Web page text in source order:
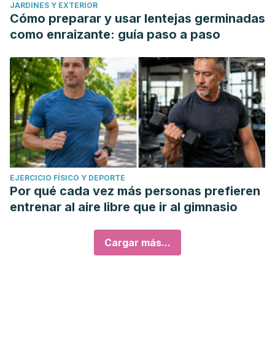
JARDINES Y EXTERIOR
Cómo preparar y usar lentejas germinadas
como enraizante: guía paso a paso
EJERCICIO FÍSICO Y DEPORTE
Por qué cada vez más personas prefieren
entrenar al aire libre que ir al gimnasio
Cargar más...